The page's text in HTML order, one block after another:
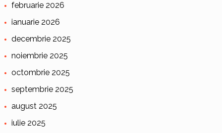
februarie 2026
ianuarie 2026
decembrie 2025
noiembrie 2025
octombrie 2025
septembrie 2025
august 2025
iulie 2025